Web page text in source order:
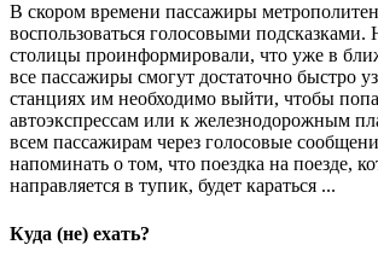
В скором времени пассажиры
воспользоваться голосовыми подсказками.
столицы проинформировали, что уже в
все пассажиры смогут достаточно быстро
станциях им необходимо выйти, чтобы
автоэкспрессам или к железнодорожным
всем пассажирам через голосовые
напоминать о том, что поездка на поезде,
направляется в тупик, будет караться ...
Куда (не) ехать?